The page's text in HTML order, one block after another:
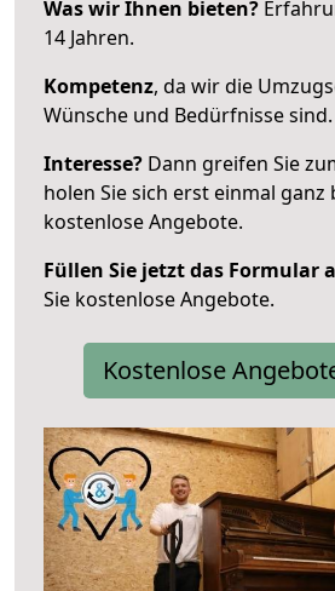
Was wir Ihnen bieten?
14 Jahren.
Kompetenz, da wir die
Wünsche und Bedürfnisse sind.
Interesse? Dann greifen Sie
holen Sie sich erst einmal ganz
kostenlose Angebote.
Füllen Sie jetzt das Formular
Sie kostenlose Angebote.
Kostenlose